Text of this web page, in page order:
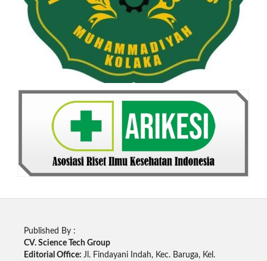
Published By :
CV. Science Tech Group
Editorial Office: Jl. Findayani Indah, Kec. Baruga, Kel.